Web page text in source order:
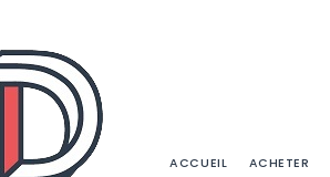
ACCUEIL ACHETER